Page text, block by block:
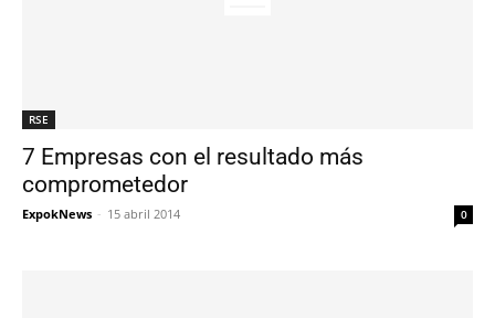
RSE
7 Empresas con el resultado más
comprometedor
ExpokNews - 15 abril 2014 0